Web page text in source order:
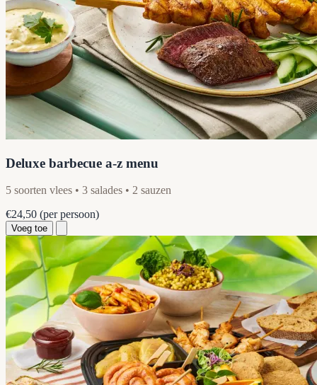
Deluxe barbecue a-z menu
5 soorten vlees • 3 salades • 2 sauzen
€24,50 (per persoon)
Voeg toe